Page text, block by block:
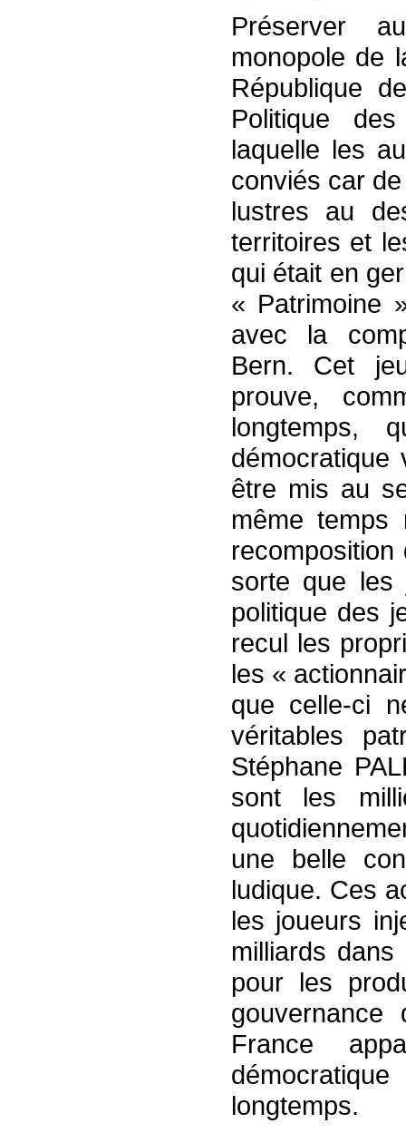
Préserver
monopole de
République
Politique
laquelle les
conviés car
lustres au
territoires et
qui était en
« Patrimoine
avec la
Bern. Cet
prouve,
longtemps,
démocratique
être mis au
même
sorte que les
politique des
recul les
les «
que celle-ci
véritables
Stéphane
sont les
une belle
ludique. Ces
les joueurs
milliards dans
pour les
France
longtemps.